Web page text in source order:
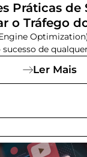
Práticas de
o Tráfego
de
Ler Mais